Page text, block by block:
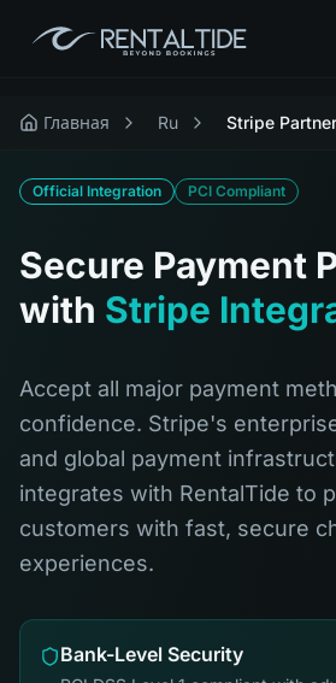
Главная Ru Stripe
Official Integration PCI Compliant
Secure Payment
with Stripe
Accept all major payment
confidence. Stripe's
and global payment
integrates with RentalTide to
customers with fast, secure
experiences.
Bank-Level Security